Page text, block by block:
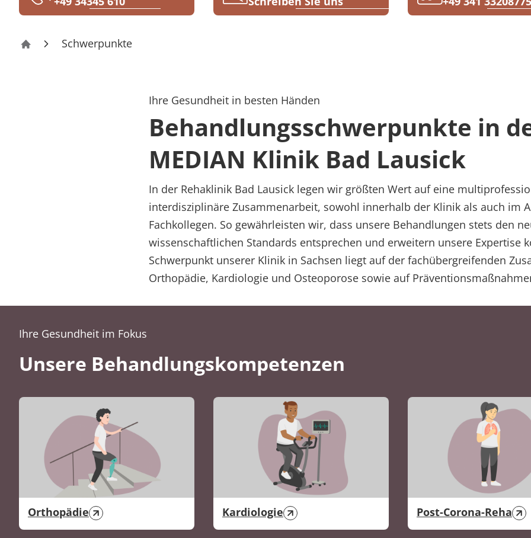
Rheumatologie
Klinik Bad Lausick
Schwerpunkte
Ihre Gesundheit in besten Händen
Behandlungsschwerpunkte in
MEDIAN Klinik Bad Lausick
In der Rehaklinik Bad Lausick legen wir größten Wert auf eine
interdisziplinäre Zusammenarbeit, sowohl innerhalb der Klinik als auch im
Fachkollegen. So gewährleisten wir, dass unsere Behandlungen stets den
wissenschaftlichen Standards entsprechen und erweitern unsere Expertise
Schwerpunkt unserer Klinik in Sachsen liegt auf der fachübergreifenden
Orthopädie, Kardiologie und Osteoporose sowie auf
Ihre Gesundheit im Fokus
Unsere Behandlungskompetenzen
Orthopädie Kardiologie Post-Corona-Reha